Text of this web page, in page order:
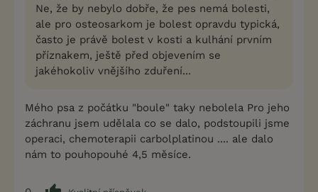
Ne, že by nebylo dobře, že pes nemá bolesti,
ale pro osteosarkom je bolest opravdu typická,
často je právě bolest v kosti a kulhání prvním
příznakem, ještě před objevením se
jakéhokoliv vnějšího zduření...
Mého psa z počátku "boule" taky nebolela Pro jeho
záchranu jsem udělala co se dalo, podstoupili jsme
operaci, chemoterapii carbolplatinou .... ale dalo
nám to pouhopouhé 4,5 měsíce.